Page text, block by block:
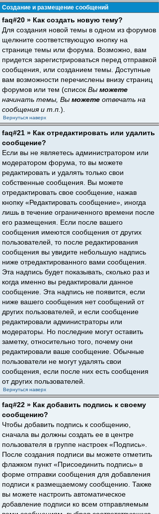
Создание и размещение сообщений
faq#20 » Как создать новую тему?
Для создания новой темы в одном из форумов
щелкните соответствующую кнопку на
странице темы или форума. Возможно, вам
придется зарегистрироваться перед отправкой
сообщения, или созданием темы. Доступные
вам возможности перечислены внизу страниц
форумов или тем (список Вы можете
начинать темы, Вы можете отвечать на
сообщения и т.п. ).
Вернуться наверх
faq#21 » Как отредактировать или удалить
сообщение?
Если вы не являетесь администратором или
модератором форума, то вы можете
редактировать и удалять только свои
собственные сообщения. Вы можете
отредактировать свое сообщение, нажав
кнопку «Редактировать сообщение», иногда
лишь в течение ограниченного времени после
его размещения. Если после вашего
сообщения имеются сообщения от других
пользователей, то после редактирования
сообщения вы увидите небольшую надпись
ниже отредактированного вами сообщения.
Эта надпись будет показывать, сколько раз и
когда именно вы редактировали данное
сообщение. Эта надпись не появится, если
ниже вашего сообщения нет сообщений от
других пользователей, и если сообщение
редактировали администраторы или
модераторы. Но последние могут оставить
заметку, относительно того, почему они
редактировали ваше сообщение. Обычные
пользователи не могут удалять свои
сообщения, если после них есть сообщения
от других пользователей.
Вернуться наверх
faq#22 » Как добавить подпись к своему
сообщению?
Чтобы добавить подпись к сообщению,
сначала вы должны создать ее в центре
пользователя в группе настроек «Подпись».
После создания подписи вы можете отметить
флажком пункт «Присоединить подпись» в
форме отправки сообщения для добавления
подписи к размещаемому сообщению. Также
вы можете настроить автоматическое
добавление подписи ко всем отправляемым